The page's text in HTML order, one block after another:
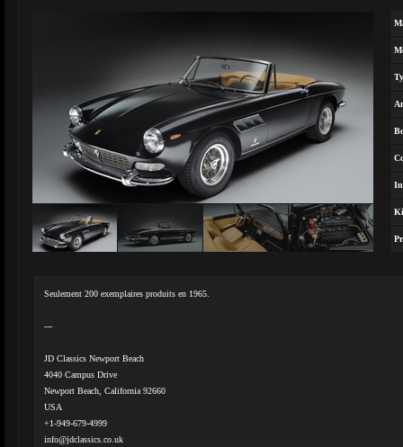
Seulement 200 exemplaires produits en 1965.
---
JD Classics Newport Beach
4040 Campus Drive
Newport Beach, California 92660
USA
+1-949-679-4999
info@jdclassics.co.uk